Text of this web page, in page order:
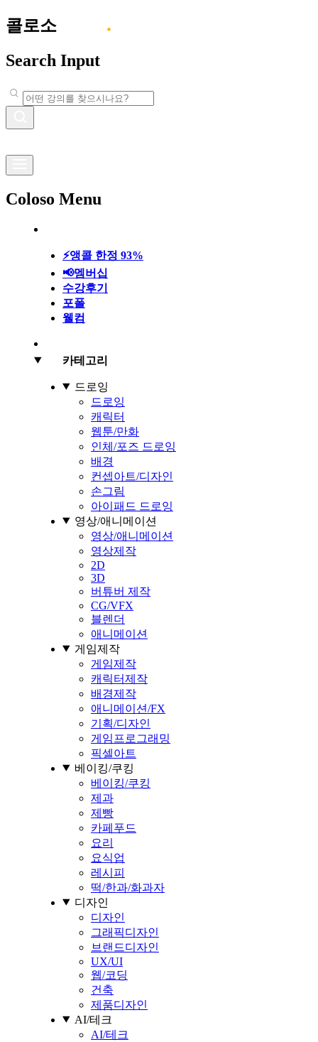
콜로소
Search Input
Coloso Menu
⚡앵콜 한정 93%
📢멤버십
수강후기
포폴
웰컴
카테고리
드로잉
드로잉
캐릭터
웹툰/만화
인체/포즈 드로잉
배경
컨셉아트/디자인
손그림
아이패드 드로잉
영상/애니메이션
영상/애니메이션
영상제작
2D
3D
버튜버 제작
CG/VFX
블렌더
애니메이션
게임제작
게임제작
캐릭터제작
배경제작
애니메이션/FX
기획/디자인
게임프로그래밍
픽셀아트
베이킹/쿠킹
베이킹/쿠킹
제과
제빵
카페푸드
요리
요식업
레시피
떡/한과/화과자
디자인
디자인
그래픽디자인
브랜드디자인
UX/UI
웹/코딩
건축
제품디자인
AI/테크
AI/테크